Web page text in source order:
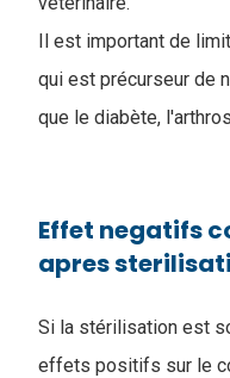
Il est important de
qui est précurseur de
que le diabète,
Effet negatifs
apres
Si la stérilisation est
effets positifs sur le